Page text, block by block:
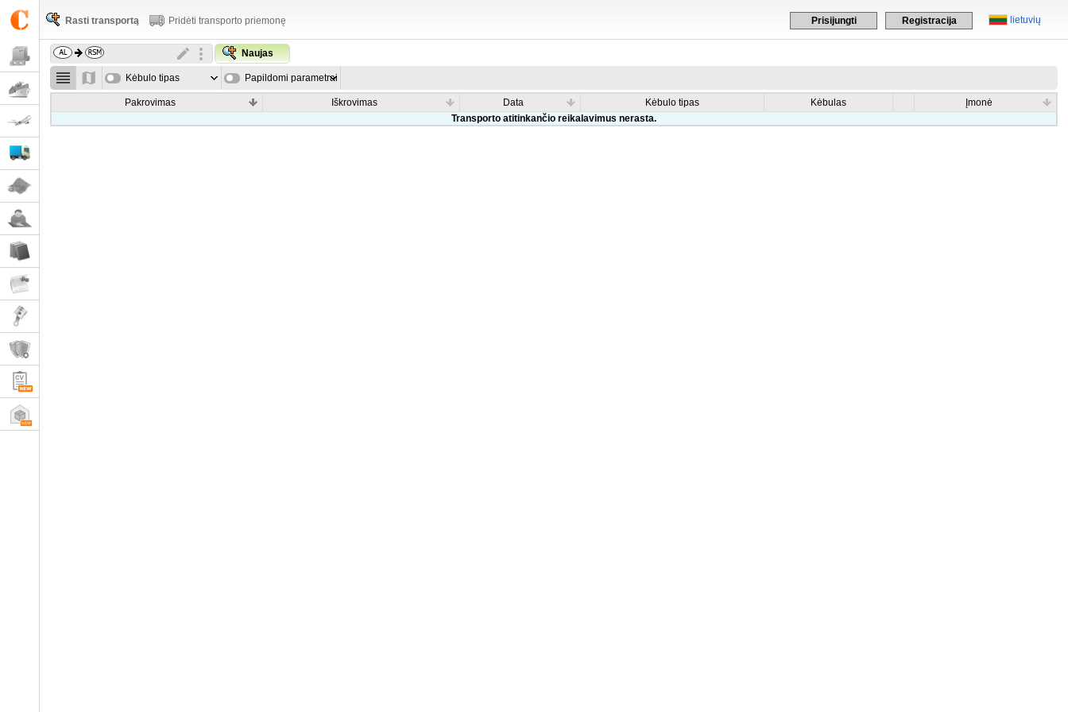
lietuvių
Prisijungti Registracija
Rasti transportą Pridėti transporto priemonę
Naujas
Kėbulo tipas Papildomi parametrai
Pakrovimas Iškrovimas Data Kėbulo tipas Kėbulas
Įmonė
Transporto atitinkančio reikalavimus nerasta.